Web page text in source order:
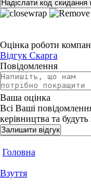
Надіслати код скидання
Оцінка роботи
Відгук Скарга
Повідомлення
Ваша оцінка
Всі Ваші
керівництва та
Залишити відгук
Головна
Взуття